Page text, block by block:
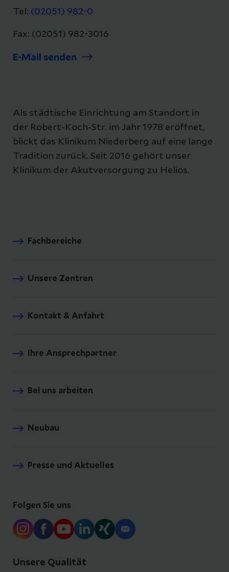
Tel: (02051) 982-0
Fax: (02051) 982-3016
E-Mail senden
Als städtische Einrichtung am Standort in
der Robert-Koch-Str. im Jahr 1978 eröffnet,
blickt das Klinikum Niederberg auf eine lange
Tradition zurück. Seit 2016 gehört unser
Klinikum der Akutversorgung zu Helios.
Fachbereiche
Unsere Zentren
Kontakt & Anfahrt
Ihre Ansprechpartner
Bei uns arbeiten
Neubau
Presse und Aktuelles
Folgen Sie uns
Unsere Qualität